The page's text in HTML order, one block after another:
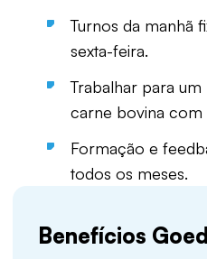
Turnos da manhã
sexta-feira.
Trabalhar para
carne bovina com
Formação e
todos os meses.
Benefícios